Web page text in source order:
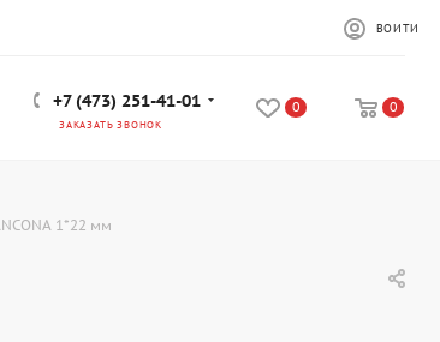
ВОЙТИ
+7 (473) 251-41-01
ЗАКАЗАТЬ ЗВОНОК
0 0
1*22 мм